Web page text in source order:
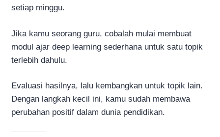
setiap minggu.
Jika kamu seorang guru, cobalah mulai membuat
modul ajar deep learning sederhana untuk satu topik
terlebih dahulu.
Evaluasi hasilnya, lalu kembangkan untuk topik lain.
Dengan langkah kecil ini, kamu sudah membawa
perubahan positif dalam dunia pendidikan.